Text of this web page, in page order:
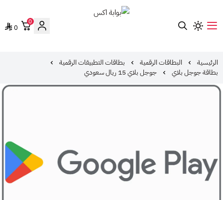
0
0
الرئيسية البطاقات الرقمية
بطاقات التطبيقات الرقمية
بطاقة جوجل بلاي
جوجل بلاي 15 ريال سعودي